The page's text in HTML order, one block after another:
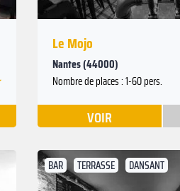
Le Mojo
Nantes (44000)
Nombre de places : 1-60 pers.
VOIR
BAR TERRASSE DANSANT